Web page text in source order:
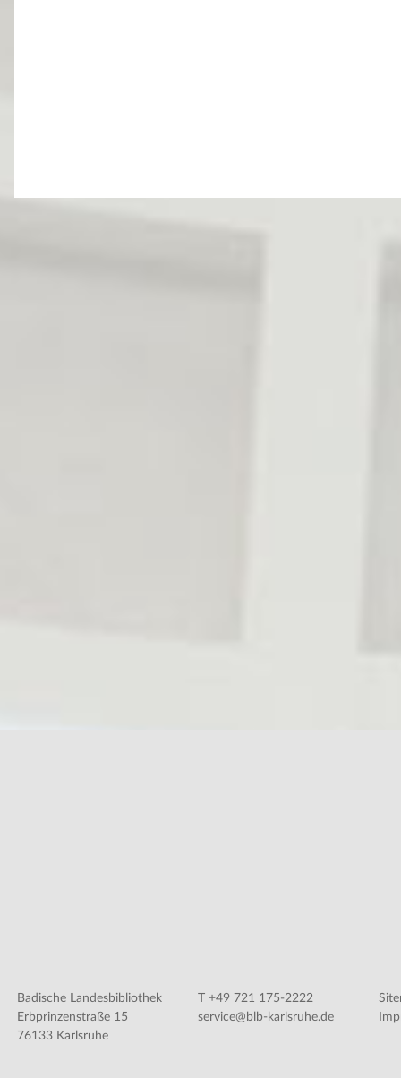
Badische Landesbibliothek
Erbprinzenstraße 15
76133 Karlsruhe
T +49 721 175-2222
service@blb-karlsruhe.de